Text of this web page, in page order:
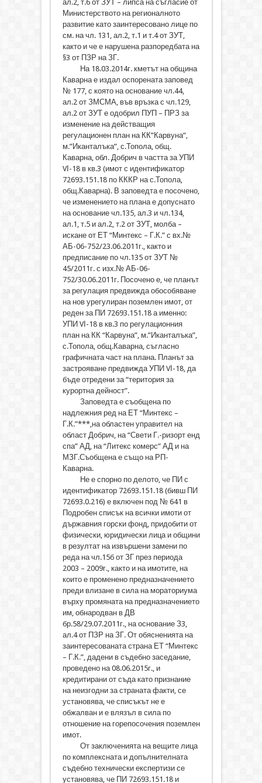
ал.2, т.6 от ЗУТ – липса на съгласие от
Министерството на регионалното
развитие като заинтересовано лице по
см. на чл. 131, ал.2, т.1 и т.4 от ЗУТ,
както и че е нарушена разпоредбата на
§3 от ПЗР на ЗГ.
На 18.03.2014г. кметът на община
Каварна е издал оспорената заповед
№ 177, с която на основание чл.44,
ал.2 от ЗМСМА, във връзка с чл.129,
ал.2 от ЗУТ е одобрил ПУП – ПРЗ за
изменение на действащия
регулационен план на КК”Карвуна”,
м.”Иканталъка”, с.Топола, общ.
Каварна, обл. Добрич в частта за УПИ
VІ-18 в кв.3 (имот с идентификатор
72693.151.18 по КККР на с.Топола,
общ.Каварна). В заповедта е посочено,
че изменението на плана е допуснато
на основание чл.135, ал.3 и чл.134,
ал.1, т.5 и ал.2, т.2 от ЗУТ, молба –
искане от ЕТ “Минтекс – Г.К.” с вх.№
АБ-06-752/23.06.2011г., както и
предписание по чл.135 от ЗУТ №
45/2011г. с изх.№ АБ-06-
752/30.06.2011г. Посочено е, че планът
за регулация предвижда обособяване
на нов урегулиран поземлен имот, от
реден за ПИ 72693.151.18 а именно:
УПИ VІ-18 в кв.3 по регулационния
план на КК “Карвуна”, м.”Иканталъка”,
с.Топола, общ.Каварна, съгласно
графичната част на плана. Планът за
застрояване предвижда УПИ VІ-18, да
бъде отредени за “територия за
курортна дейност”.
Заповедта е съобщена по
надлежния ред на ЕТ “Минтекс –
Г.К.”***,на областен управител на
област Добрич, на “Свети Г.-ризорт енд
спа” АД, на “Литекс комерс” АД и на
МЗГ.Съобщена е също на РП-
Каварна.
Не е спорно по делото, че ПИ с
идентификатор 72693.151.18 (бивш ПИ
72693.0.216) е включен под № 641 в
Подробен списък на всички имоти от
държавния горски фонд, придобити от
физически, юридически лица и общини
в резултат на извършени замени по
реда на чл.15б от ЗГ през периода
2003 – 2009г., както и на имотите, на
които е променено предназначението
преди влизане в сила на мораториума
върху промяната на предназначението
им, обнародван в ДВ
бр.58/29.07.2011г., на основание З3,
ал.4 от ПЗР на ЗГ. От обясненията на
заинтересованата страна ЕТ “Минтекс
– Г.К.”, дадени в съдебно заседание,
проведено на 08.06.2015г., и
кредитирани от съда като признание
на неизгодни за страната факти, се
установява, че списъкът не е
обжалван и е влязъл в сила по
отношение на горепосочения поземлен
имот.
От заключенията на вещите лица
по комплексната и допълнителната
съдебно технически експертизи се
установява, че ПИ 72693.151.18 и